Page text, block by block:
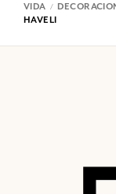
VIDA
HAVELI